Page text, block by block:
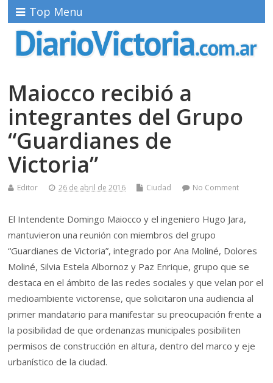
Top Menu
Maiocco recibió a
integrantes del Grupo
“Guardianes de
Victoria”
Editor 26 de abril de 2016 Ciudad No Comment
El Intendente Domingo Maiocco y el ingeniero Hugo Jara,
mantuvieron una reunión con miembros del grupo
“Guardianes de Victoria”, integrado por Ana Moliné, Dolores
Moliné, Silvia Estela Albornoz y Paz Enrique, grupo que se
destaca en el ámbito de las redes sociales y que velan por el
medioambiente victorense, que solicitaron una audiencia al
primer mandatario para manifestar su preocupación frente a
la posibilidad de que ordenanzas municipales posibiliten
permisos de construcción en altura, dentro del marco y eje
urbanístico de la ciudad.